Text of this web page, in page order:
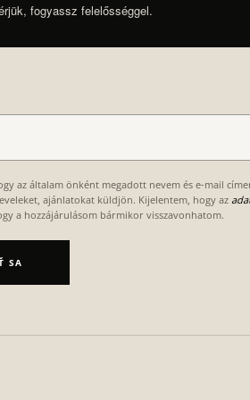
fogyassz felelősséggel.
az általam önként megadott nevem és e-mail
ajánlatokat küldjön. Kijelentem, hogy az
a hozzájárulásom bármikor visszavonhatom.
SA